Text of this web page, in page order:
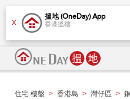
X
搵地 (OneDay) App
香港搵樓
住宅 樓盤 > 香港島 > 灣仔區 >